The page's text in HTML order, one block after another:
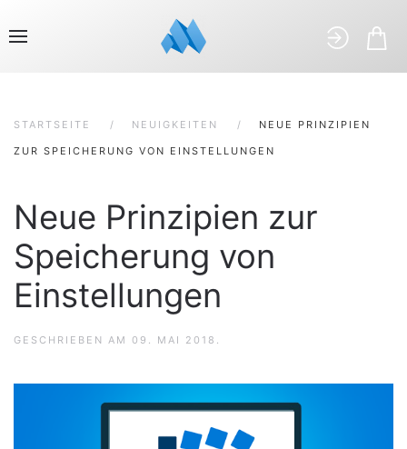
STARTSEITE NEUIGKEITEN NEUE PRINZIPIEN
ZUR SPEICHERUNG VON EINSTELLUNGEN
Neue Prinzipien zur
Speicherung von
Einstellungen
GESCHRIEBEN AM 09. MAI 2018 .